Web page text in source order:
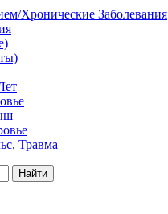
Хронические Заболевания
Травма
Найти